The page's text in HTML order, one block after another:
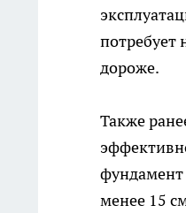
потребует
дороже.
Также
менее 15